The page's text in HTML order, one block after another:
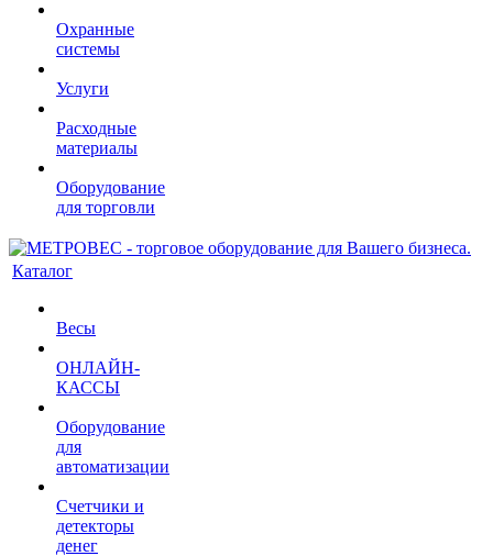
Охранные
системы
Услуги
Расходные
материалы
Оборудование
для торговли
Каталог
Весы
ОНЛАЙН-
КАССЫ
Оборудование
для
автоматизации
Счетчики и
детекторы
денег